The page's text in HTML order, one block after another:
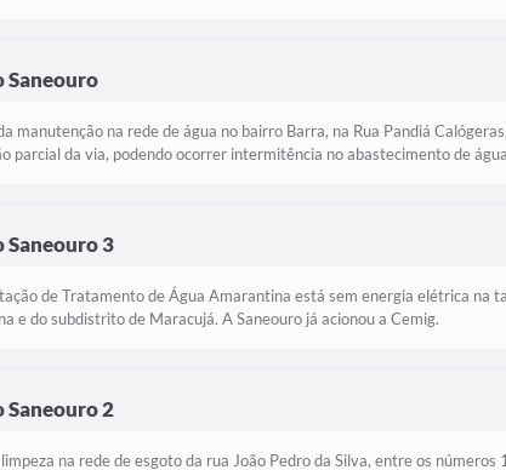
Saneouro
manutenção na rede de água no bairro Barra, na Rua Pandiá
parcial da via, podendo ocorrer intermitência no abastecimento de
Saneouro 3
de Tratamento de Água Amarantina está sem energia elétrica
e do subdistrito de Maracujá. A Saneouro já acionou a Cemig.
Saneouro 2
na rede de esgoto da rua João Pedro da Silva, entre os